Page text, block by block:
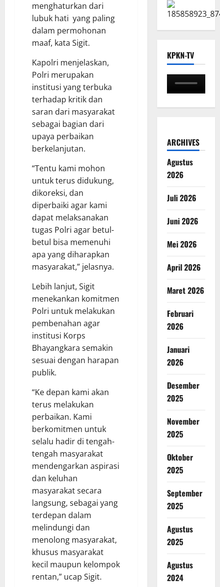
menghaturkan dari
lubuk hati yang paling
dalam permohonan
maaf, kata Sigit.
Kapolri menjelaskan,
Polri merupakan
institusi yang terbuka
terhadap kritik dan
saran dari masyarakat
sebagai bagian dari
upaya perbaikan
berkelanjutan.
“Tentu kami mohon
untuk terus didukung,
dikoreksi, dan
diperbaiki agar kami
dapat melaksanakan
tugas Polri agar betul-
betul bisa memenuhi
apa yang diharapkan
masyarakat,” jelasnya.
Lebih lanjut, Sigit
menekankan komitmen
Polri untuk melakukan
pembenahan agar
institusi Korps
Bhayangkara semakin
sesuai dengan harapan
publik.
“Ke depan kami akan
terus melakukan
perbaikan. Kami
berkomitmen untuk
selalu hadir di tengah-
tengah masyarakat
mendengarkan aspirasi
dan keluhan
masyarakat secara
langsung, sebagai yang
terdepan dalam
melindungi dan
menolong masyarakat,
khusus masyarakat
kecil maupun kelompok
rentan,” ucap Sigit.
KPKN-TV
ARCHIVES
Agustus
2026
Juli 2026
Juni 2026
Mei 2026
April 2026
Maret 2026
Februari
2026
Januari
2026
Desember
2025
November
2025
Oktober
2025
September
2025
Agustus
2025
Agustus
2024